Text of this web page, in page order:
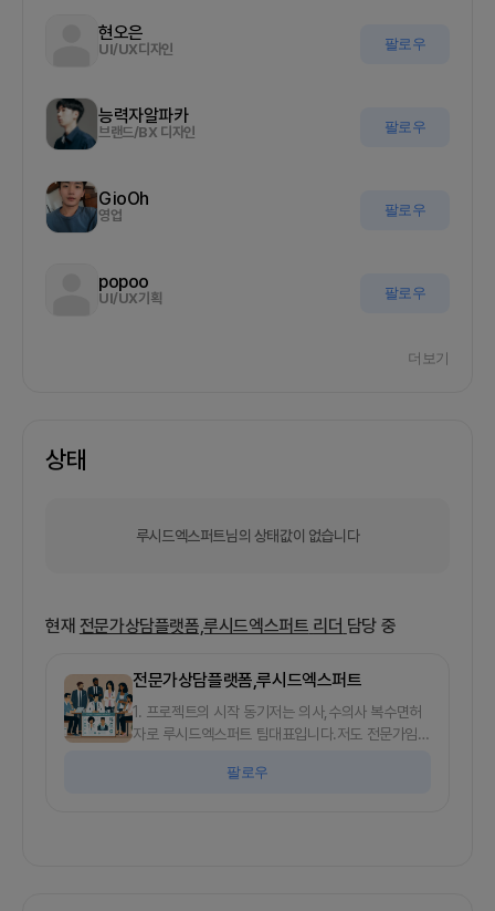
현오은
UI/UX디자인 팔로우
능력자알파카
브랜드/BX 디자인 팔로우
GioOh
영업 팔로우
popoo
UI/UX기획 팔로우
더보기
상태
루시드엑스퍼트님의 상태값이 없습니다
현재 전문가상담플랫폼,루시드엑스퍼트 리더 담당 중
전문가상담플랫폼,루시드엑스퍼트
1. 프로젝트의 시작 동기저는 의사,수의사 복수면허
자로 루시드엑스퍼트 팀대표입니다.저도 전문가임에
던지 엄한곳에서 시간낭비하는 모습을 많이 보았습
팔로우